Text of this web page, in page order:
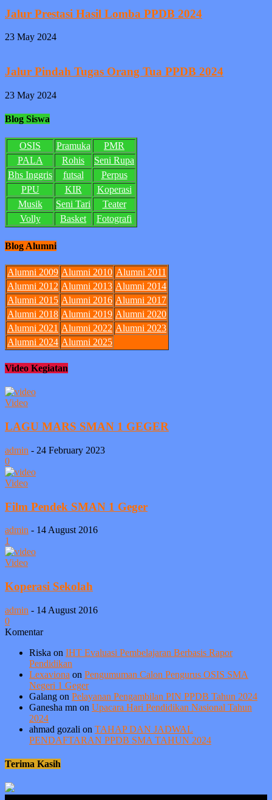
Jalur Prestasi Hasil Lomba PPDB 2024
23 May 2024
Jalur Pindah Tugas Orang Tua PPDB 2024
23 May 2024
Blog Siswa
OSIS Pramuka
PMR
PALA
Rohis
Seni Rupa
Bhs Inggris
futsal
Perpus
PPU
KIR
Koperasi
Musik
Seni Tari
Teater
Volly
Basket Fotografi
Blog Alumni
Alumni 2009 Alumni 2010 Alumni 2011
Alumni 2012 Alumni 2013 Alumni 2014
Alumni 2015 Alumni 2016 Alumni 2017
Alumni 2018 Alumni 2019 Alumni 2020
Alumni 2021 Alumni 2022 Alumni 2023
Alumni 2024 Alumni 2025
Video Kegiatan
Video
LAGU MARS SMAN 1 GEGER
admin - 24 February 2023
0
Video
Film Pendek SMAN 1 Geger
admin - 14 August 2016
1
Video
Koperasi Sekolah
admin - 14 August 2016
0
Komentar
Riska on IHT Evaluasi Pembelajaran Berbasis Rapor
Pendidikan
Lexaviona on Pengumuman Calon Pengurus OSIS SMA
Negeri 1 Geger
Galang on Pelayanan Pengambilan PIN PPDB Tahun 2024
Ganesha mn on Upacara Hari Pendidikan Nasional Tahun
2024
ahmad gozali on TAHAP DAN JADWAL
PENDAFTARAN PPDB SMA TAHUN 2024
Terima Kasih